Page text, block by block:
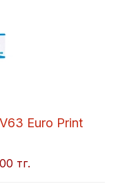
Euro Print
тг.